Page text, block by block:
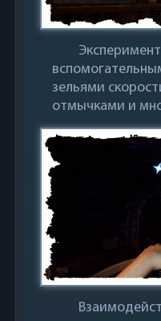
зельями
отмычками и